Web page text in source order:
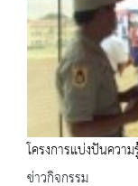
โครงการแบ่งปันคว
ข่าวกิจกรรม